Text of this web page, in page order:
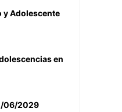
y Adolescente
en
06/2029